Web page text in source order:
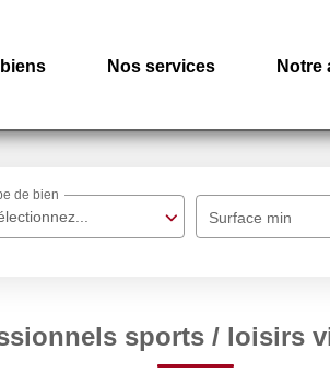
Nos services Notre
de bien
Surface min
sports / loisirs